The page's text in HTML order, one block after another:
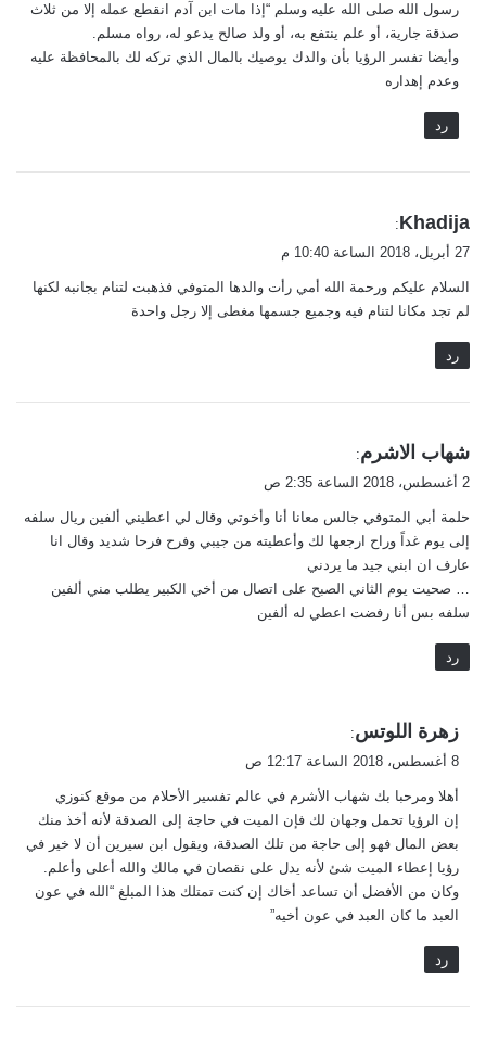
رسول الله صلى الله عليه وسلم “إذا مات ابن آدم انقطع عمله إلا من ثلاث
صدقة جارية، أو علم ينتفع به، أو ولد صالح يدعو له، رواه مسلم.
وأيضا تفسر الرؤيا بأن والدك يوصيك بالمال الذي تركه لك بالمحافظة عليه
وعدم إهداره
رد
ي
ق
ل
Khadija
:
27 أبريل، 2018 الساعة 10:40 م
السلام عليكم ورحمة الله أمي رأت والدها المتوفي فذهبت لتنام بجانبه لكنها
لم تجد مكانا لتنام فيه وجميع جسمها مغطى إلا رجل واحدة
رد
ي
ق
ل
شهاب الاشرم:
2 أغسطس، 2018 الساعة 2:35 ص
حلمة أبي المتوفي جالس معانا أنا وأخوتي وقال لي اعطيني ألفين ريال سلفه
إلى يوم غداً وراح ارجعها لك وأعطيته من جيبي وفرح فرحا شديد وقال انا
عارف ان ابني جيد ما يردني
… صحيت يوم الثاني الصبح على اتصال من أخي الكبير يطلب مني ألفين
سلفه بس أنا رفضت اعطي له ألفين
رد
ي
ق
ل
زهرة اللوتس:
8 أغسطس، 2018 الساعة 12:17 ص
أهلا ومرحبا بك شهاب الأشرم في عالم تفسير الأحلام من موقع كنوزي
إن الرؤيا تحمل وجهان لك فإن الميت في حاجة إلى الصدقة لأنه أخذ منك
بعض المال فهو إلى حاجة من تلك الصدقة، ويقول ابن سيرين أن لا خير في
رؤيا إعطاء الميت شئ لأنه يدل على نقصان في مالك والله أعلى وأعلم.
وكان من الأفضل أن تساعد أخاك إن كنت تمتلك هذا المبلغ “الله في عون
العبد ما كان العبد في عون أخيه”
رد